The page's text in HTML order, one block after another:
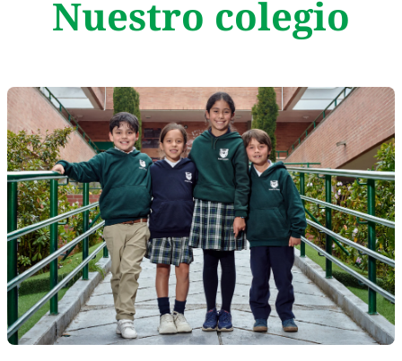
Nuestro colegio